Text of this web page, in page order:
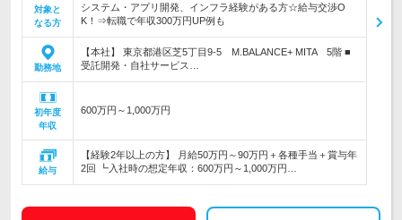
対象と
なる方
システム・アプリ開発、インフラ経験がある方☆給与交渉O
K！⇒転職で年収300万円UP例も
勤務地
【本社】 東京都港区芝5丁目9‐5 M.BALANCE+ MITA 5階 ■
受託開発・自社サービス…
初年度
年収
600万円～1,000万円
給与
【経験2年以上の方】 月給50万円～90万円＋各種手当＋賞与年
2回 ┗入社時の想定年収：600万円～1,000万円…